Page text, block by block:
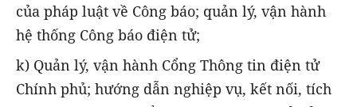
của pháp luật về Công báo; quản lý, vận hành
hệ thống Công báo điện tử;
k) Quản lý, vận hành Cổng Thông tin điện tử
Chính phủ; hướng dẫn nghiệp vụ, kết nối, tích